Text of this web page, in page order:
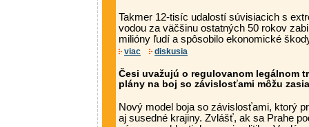
Takmer 12-tisíc udalostí súvisiacich s
vodou za väčšinu ostatných 50 rokov
milióny ľudí a spôsobilo ekonomické
viac diskusia
Česi uvažujú o regulovanom legálnom
plány na boj so závislosťami môžu
Nový model boja so závislosťami, ktorý
aj susedné krajiny. Zvlášť, ak sa Prahe